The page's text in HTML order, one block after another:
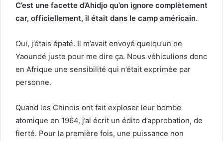
C’est une facette d’Ahidjo qu’on ignore complètement
car, officiellement, il était dans le camp américain.
Oui, j’étais épaté. Il m’avait envoyé quelqu’un de
Yaoundé juste pour me dire ça. Nous véhiculions donc
en Afrique une sensibilité qui n’était exprimée par
personne.
Quand les Chinois ont fait exploser leur bombe
atomique en 1964, j’ai écrit un édito d’approbation, de
fierté. Pour la première fois, une puissance non